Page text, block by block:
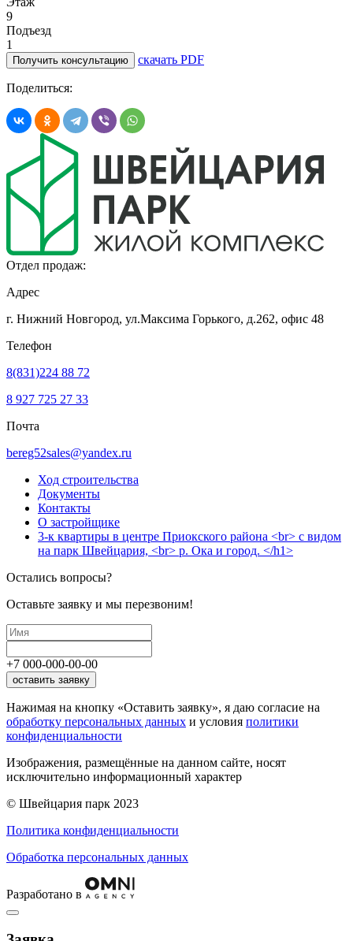
9
Подъезд
1
Получить консультацию скачать PDF
Поделиться:
Отдел продаж:
Адрес
г. Нижний Новгород, ул.Максима Горького, д.262, офис 48
Телефон
8(831)224 88 72
8 927 725 27 33
Почта
bereg52sales@yandex.ru
Ход строительства
Документы
Контакты
О застройщике
3-к квартиры в центре Приокского района <br> с видом
на парк Швейцария, <br> р. Ока и город. </h1>
Остались вопросы?
Оставьте заявку и мы перезвоним!
+7 000-000-00-00
оставить заявку
Нажимая на кнопку «Оставить заявку», я даю согласие на
обработку персональных данных и условия политики
конфиденциальности
Изображения, размещённые на данном сайте, носят
исключительно информационный характер
© Швейцария парк 2023
Политика конфиденциальности
Обработка персональных данных
Разработано в